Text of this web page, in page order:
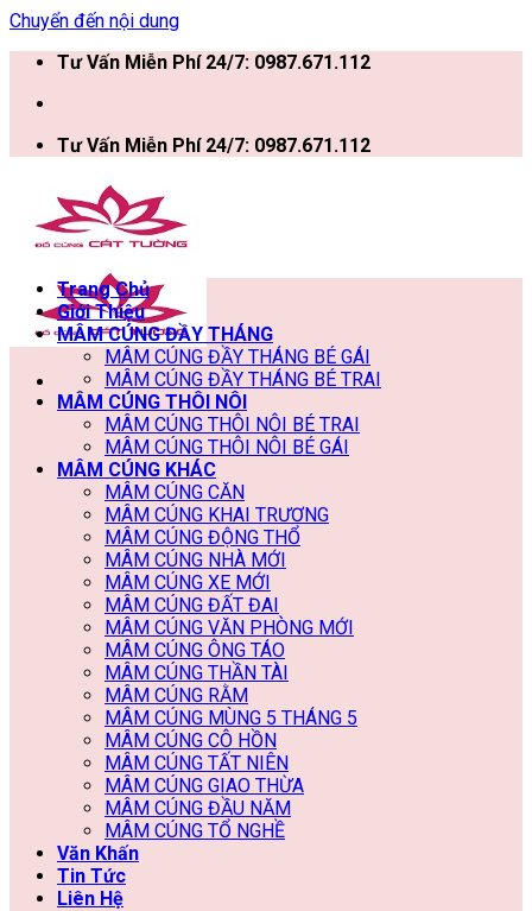
Chuyển đến nội dung
Tư Vấn Miễn Phí 24/7: 0987.671.112
Tư Vấn Miễn Phí 24/7: 0987.671.112
Trang Chủ
Giới Thiệu
MÂM CÚNG ĐẦY THÁNG
MÂM CÚNG ĐẦY THÁNG BÉ GÁI
MÂM CÚNG ĐẦY THÁNG BÉ TRAI
MÂM CÚNG THÔI NÔI
MÂM CÚNG THÔI NÔI BÉ TRAI
MÂM CÚNG THÔI NÔI BÉ GÁI
MÂM CÚNG KHÁC
MÂM CÚNG CĂN
MÂM CÚNG KHAI TRƯƠNG
MÂM CÚNG ĐỘNG THỔ
MÂM CÚNG NHÀ MỚI
MÂM CÚNG XE MỚI
MÂM CÚNG ĐẤT ĐAI
MÂM CÚNG VĂN PHÒNG MỚI
MÂM CÚNG ÔNG TÁO
MÂM CÚNG THẦN TÀI
MÂM CÚNG RẰM
MÂM CÚNG MÙNG 5 THÁNG 5
MÂM CÚNG CÔ HỒN
MÂM CÚNG TẤT NIÊN
MÂM CÚNG GIAO THỪA
MÂM CÚNG ĐẦU NĂM
MÂM CÚNG TỔ NGHỀ
Văn Khấn
Tin Tức
Liên Hệ